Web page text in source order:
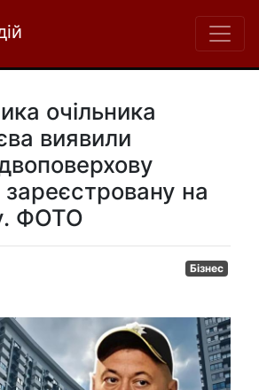
очільника
виявили
на
ФОТО
Бізнес